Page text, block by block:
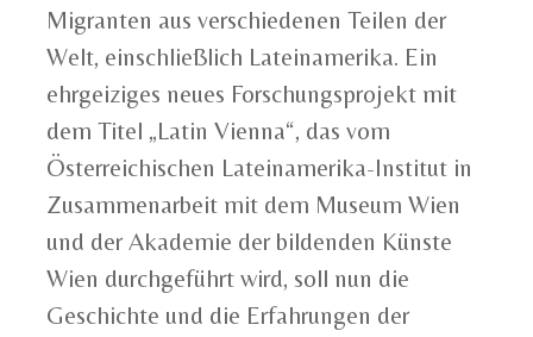
Migranten aus verschiedenen Teilen der
Welt, einschließlich Lateinamerika. Ein
ehrgeiziges neues Forschungsprojekt mit
dem Titel „Latin Vienna“, das vom
Österreichischen Lateinamerika-Institut in
Zusammenarbeit mit dem Museum Wien
und der Akademie der bildenden Künste
Wien durchgeführt wird, soll nun die
Geschichte und die Erfahrungen der